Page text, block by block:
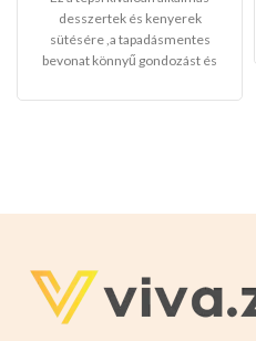
desszertek és kenyerek
sütésére ,a tapadásmentes
bevonat könnyű gondozást és
könnyen levehet,ez megkönnyíti